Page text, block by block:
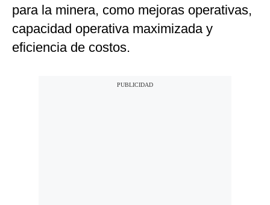
para la minera, como mejoras operativas,
capacidad operativa maximizada y
eficiencia de costos.